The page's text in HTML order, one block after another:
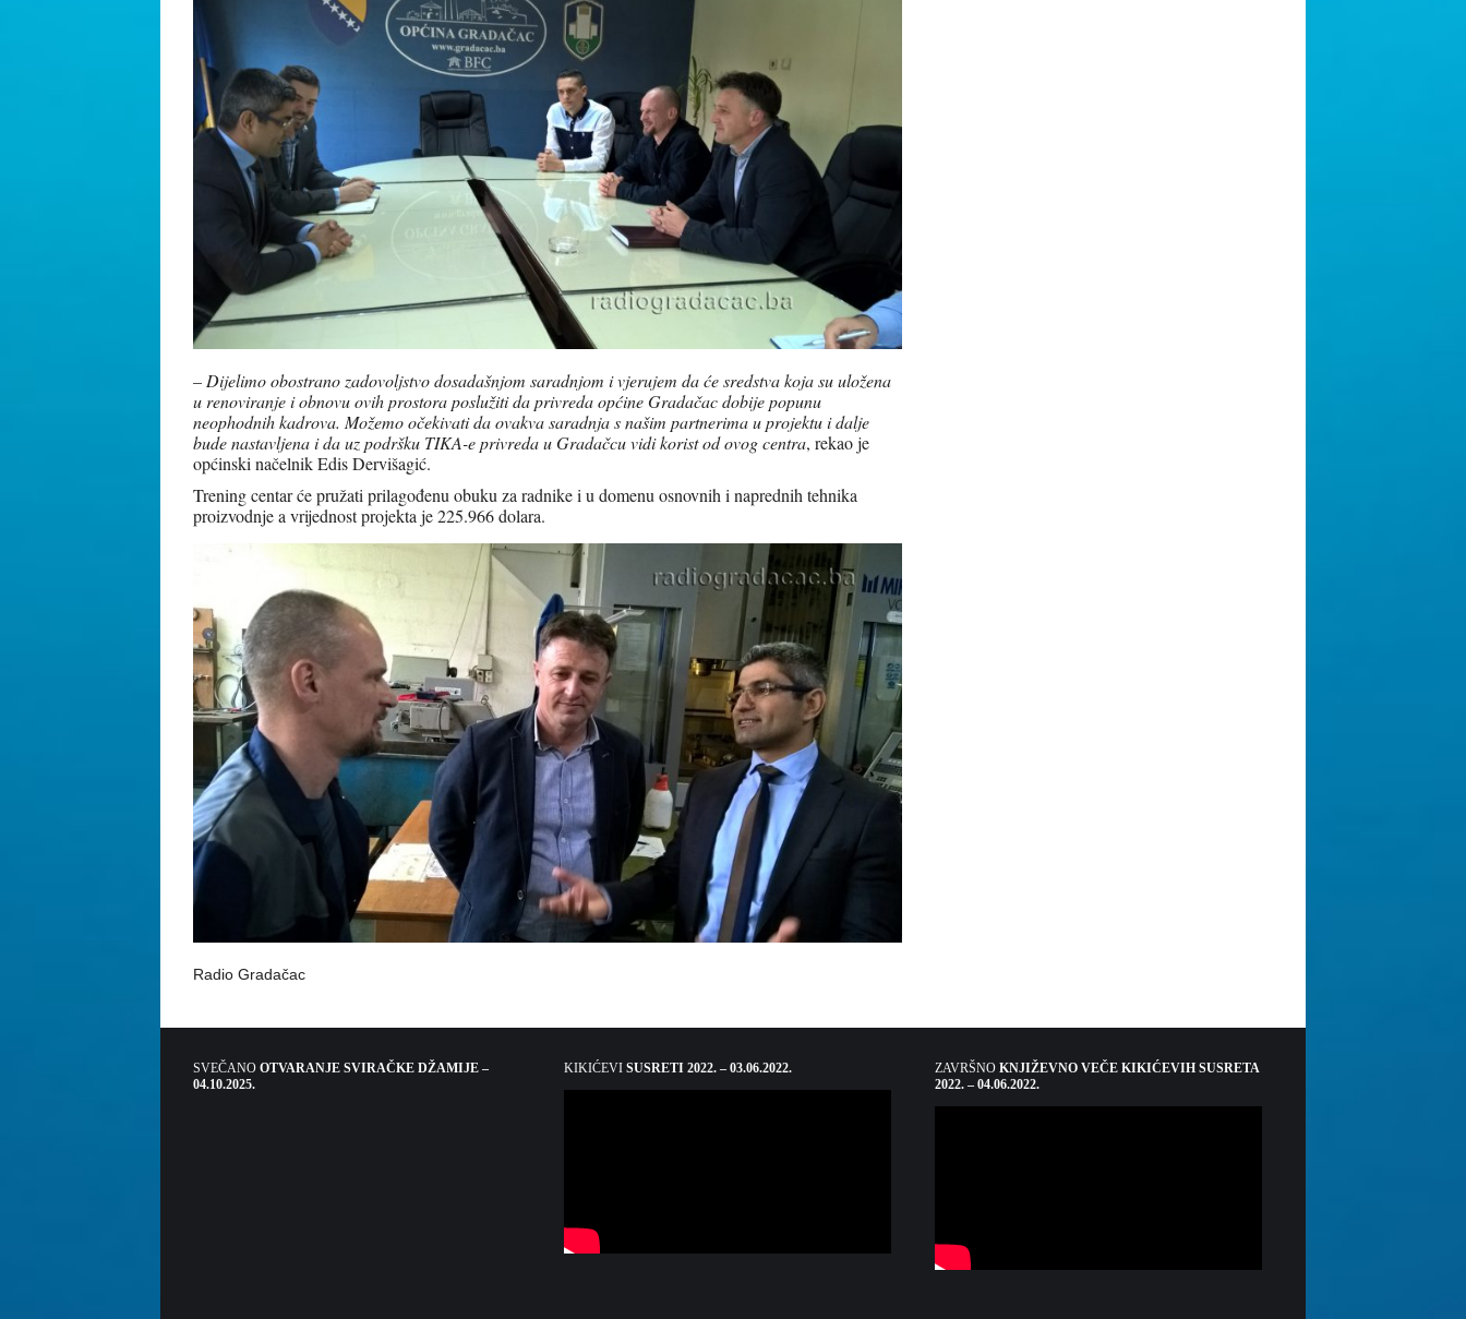
– Dijelimo obostrano zadovoljstvo dosadašnjom saradnjom i vjerujem da će sredstva koja su uložena
u renoviranje i obnovu ovih prostora poslužiti da privreda općine Gradačac dobije popunu
neophodnih kadrova. Možemo očekivati da ovakva saradnja s našim partnerima u projektu i dalje
bude nastavljena i da uz podršku TIKA-e privreda u Gradačcu vidi korist od ovog centra, rekao je
općinski načelnik Edis Dervišagić.
Trening centar će pružati prilagođenu obuku za radnike i u domenu osnovnih i naprednih tehnika
proizvodnje a vrijednost projekta je 225.966 dolara.
Radio Gradačac
SVEČANO OTVARANJE SVIRAČKE DŽAMIJE –
04.10.2025.
KIKIĆEVI SUSRETI 2022. – 03.06.2022. ZAVRŠNO KNJIŽEVNO VEČE KIKIĆEVIH SUSRETA
2022. – 04.06.2022.